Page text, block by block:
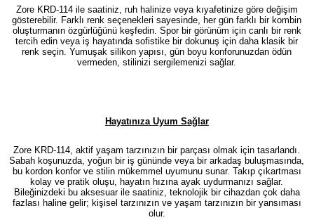
Zore KRD-114 ile saatiniz, ruh halinize veya kıyafetinize göre değişim
gösterebilir. Farklı renk seçenekleri sayesinde, her gün farklı bir kombin
oluşturmanın özgürlüğünü keşfedin. Spor bir görünüm için canlı bir renk
tercih edin veya iş hayatında sofistike bir dokunuş için daha klasik bir
renk seçin. Yumuşak silikon yapısı, gün boyu konforunuzdan ödün
vermeden, stilinizi sergilemenizi sağlar.
Hayatınıza Uyum Sağlar
Zore KRD-114, aktif yaşam tarzınızın bir parçası olmak için tasarlandı.
Sabah koşunuzda, yoğun bir iş gününde veya bir arkadaş buluşmasında,
bu kordon konfor ve stilin mükemmel uyumunu sunar. Takıp çıkartması
kolay ve pratik oluşu, hayatın hızına ayak uydurmanızı sağlar.
Bileğinizdeki bu aksesuar ile saatiniz, teknolojik bir cihazdan çok daha
fazlası haline gelir; kişisel tarzınızın ve yaşam tarzınızın bir yansıması
olur.